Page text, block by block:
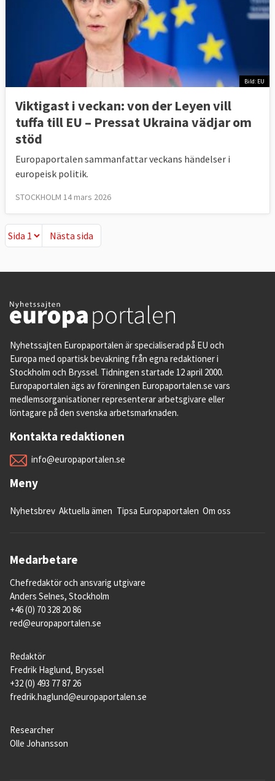
Bild: EU
Viktigast i veckan: von der Leyen vill
tuffa till EU – Pressat Ukraina vädjar om
stöd
Europaportalen sammanfattar veckans händelser i
europeisk politik.
STOCKHOLM 14 mars 2026
Nästa sida
Nästa sida
Nyhetssajten Europaportalen är specialiserad på EU och
Europa med opartisk bevakning från egna redaktioner i
Stockholm och Bryssel. Tidningen startade 12 april 2000.
Europaportalen ägs av föreningen Europaportalen.se vars
medlemsorganisationer representerar arbetsgivare eller
löntagare på den svenska arbetsmarknaden.
Kontakta redaktionen
info@europaportalen.se
Meny
Nyhetsbrev Aktuella ämen Tipsa Europaportalen Om oss
Medarbetare
Chefredaktör och ansvarig utgivare
Anders Selnes, Stockholm
+46 (0) 70 328 20 86
red@europaportalen.se
Redaktör
Fredrik Haglund, Bryssel
+32 (0) 493 77 87 26
fredrik.haglund@europaportalen.se
Researcher
Olle Johansson